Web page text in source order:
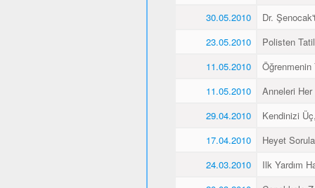
30.05.2010
Dr.
23.05.2010
Polisten
11.05.2010
Öğrenmenin
11.05.2010
Anneleri Her
29.04.2010
Kendinizi
17.04.2010
Heyet
24.03.2010
Ilk Yardım